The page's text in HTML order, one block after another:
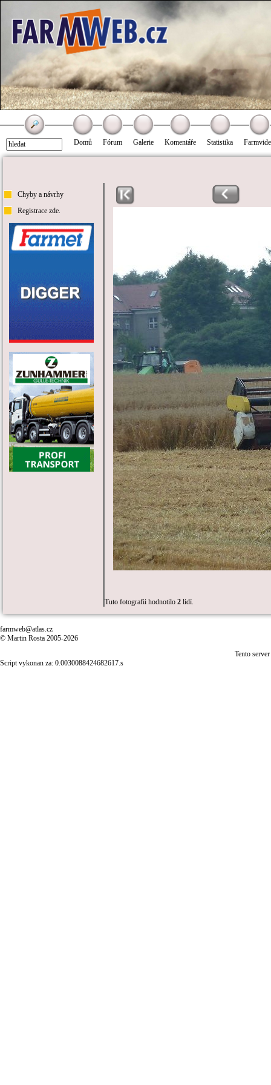
Domů Fórum Galerie Komentáře Statistika
Chyby a návrhy
Registrace zde.
Tuto fotografii hodnotilo 2 lidí.
farmweb@atlas.cz
© Martin Rosta 2005-2026
Tento
Script vykonan za: 0.0030088424682617.s